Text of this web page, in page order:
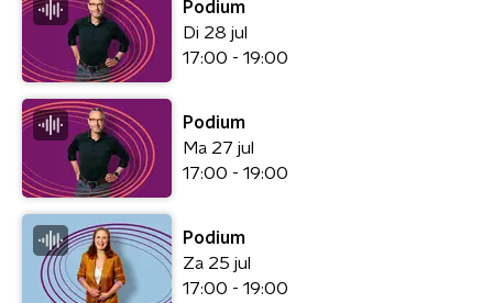
Podium
Di 28 jul
17:00 - 19:00
Podium
Ma 27 jul
17:00 - 19:00
Podium
Za 25 jul
17:00 - 19:00